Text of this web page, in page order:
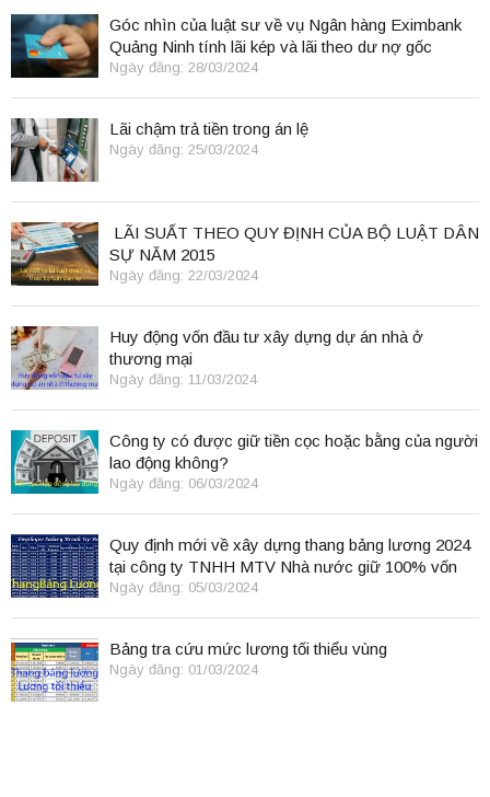
Góc nhìn của luật sư về vụ Ngân hàng Eximbank
Quảng Ninh tính lãi kép và lãi theo dư nợ gốc
Ngày đăng: 28/03/2024
Lãi chậm trả tiền trong án lệ
Ngày đăng: 25/03/2024
LÃI SUẤT THEO QUY ĐỊNH CỦA BỘ LUẬT DÂN
SỰ NĂM 2015
Ngày đăng: 22/03/2024
Huy động vốn đầu tư xây dựng dự án nhà ở
thương mại
Ngày đăng: 11/03/2024
Công ty có được giữ tiền cọc hoặc bằng của người
lao động không?
Ngày đăng: 06/03/2024
Quy định mới về xây dựng thang bảng lương 2024
tại công ty TNHH MTV Nhà nước giữ 100% vốn
điều lệ
Ngày đăng: 05/03/2024
Bảng tra cứu mức lương tối thiểu vùng
Ngày đăng: 01/03/2024